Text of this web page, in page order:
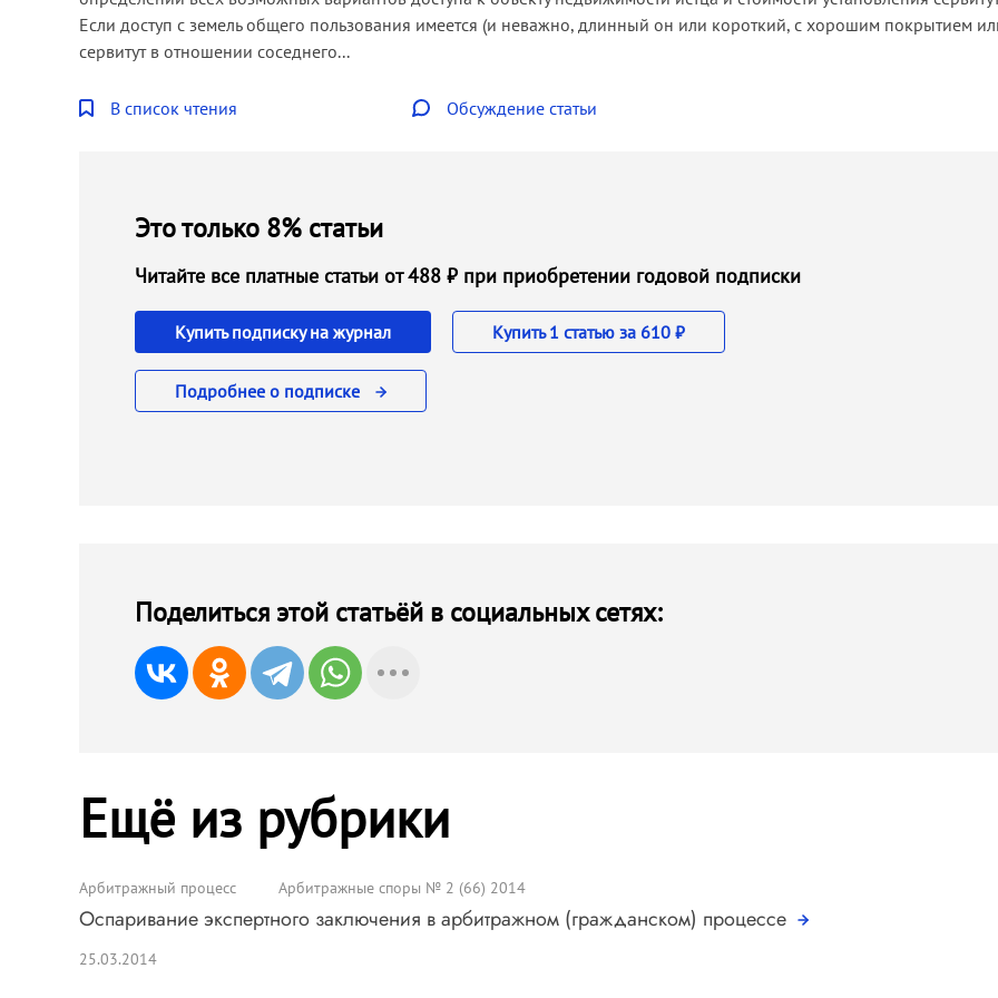
Если доступ с земель общего пользования имеется (и неважно, длинный он или короткий, с хорошим покрытием
сервитут в отношении соседнего...
В список чтения Обсуждение статьи
Это только 8% статьи
Читайте все платные статьи от 488 ₽ при приобретении годовой подписки
Купить подписку на журнал Купить 1 статью за 610 ₽
Подробнее о подписке
Поделиться этой статьёй в социальных сетях:
Ещё из рубрики
Арбитражный процесс Арбитражные споры № 2 (66) 2014
Оспаривание экспертного заключения в арбитражном (гражданском) процессе
25.03.2014